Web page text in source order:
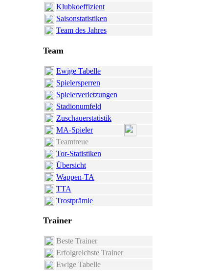
Klubkoeffizient
Saisonstatistiken
Team des Jahres
Team
Ewige Tabelle
Spielersperren
Spielerverletzungen
Stadionumfeld
Zuschauerstatistik
MA-Spieler
Teamtreue
Tor-Statistiken
Übersicht
Wappen-TA
TTA
Trostprämie
Trainer
Beste Trainer
Erfolgreichste Trainer
Ewige Tabelle